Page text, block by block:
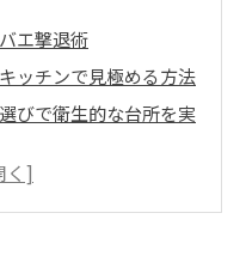
エ撃退術
ッチンで見極める方法
びで衛生的な台所を実
チョウバエ駆除のコツ
るチョウバエ撃退法